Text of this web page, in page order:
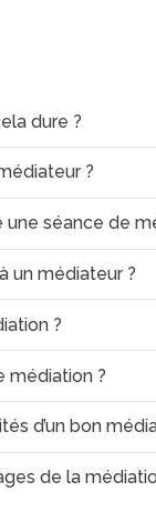
dure ?
?
séance de
un médiateur ?
?
médiation ?
d’un bon
de la